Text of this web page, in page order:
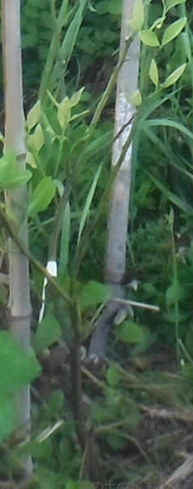
栽培 森の土の始まり